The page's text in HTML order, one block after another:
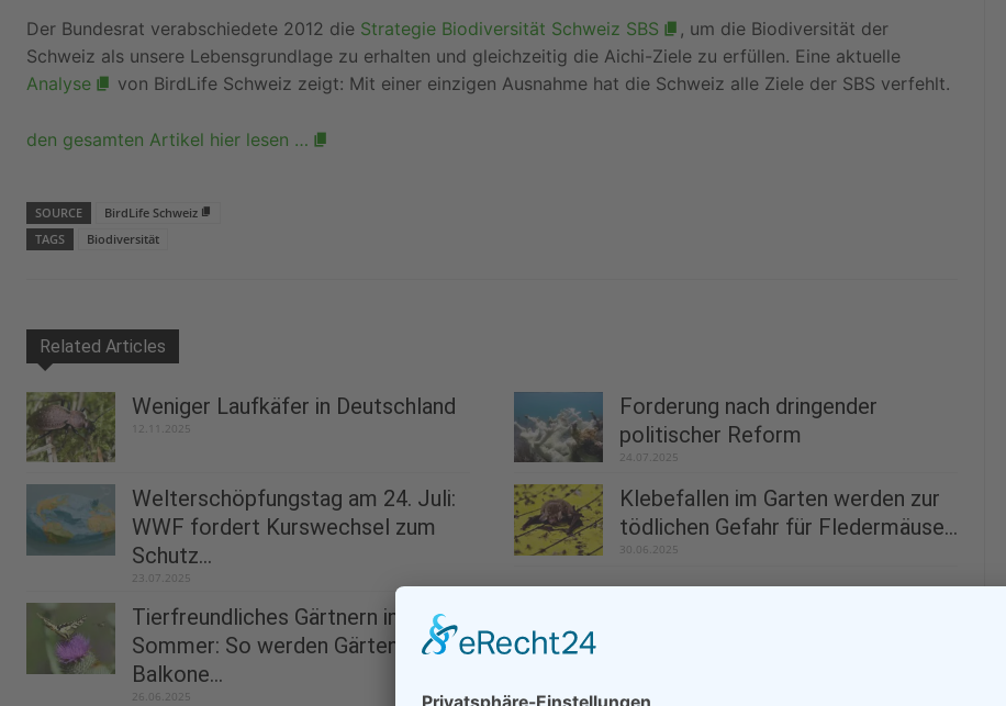
Der Bundesrat verabschiedete 2012 die Strategie Biodiversität Schweiz SBS
, um die Biodiversität der
Schweiz als unsere Lebensgrundlage zu erhalten und gleichzeitig die Aichi-Ziele zu erfüllen. Eine aktuelle
Analyse
von BirdLife Schweiz zeigt: Mit einer einzigen Ausnahme hat die Schweiz alle Ziele der SBS verfehlt.
den gesamten Artikel hier lesen …
SOURCE
BirdLife Schweiz
TAGS
Biodiversität
Related Articles
Weniger Laufkäfer in Deutschland
12.11.2025
Forderung nach dringender
politischer Reform
24.07.2025
Welterschöpfungstag am 24. Juli:
WWF fordert Kurswechsel zum
Schutz...
23.07.2025
Klebefallen im Garten werden zur
tödlichen Gefahr für Fledermäuse...
30.06.2025
Tierfreundliches Gärtnern im
Sommer: So werden Gärten und
Balkone...
26.06.2025